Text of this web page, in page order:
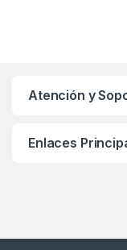
Atención y
Enlaces